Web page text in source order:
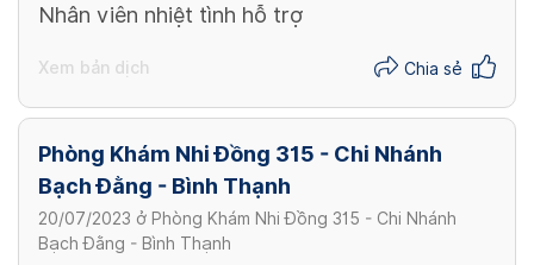
Nhân viên nhiệt tình hỗ trợ
Xem bản dịch Chia sẻ
Phòng Khám Nhi Đồng 315 - Chi Nhánh
Bạch Đằng - Bình Thạnh
20/07/2023 ở Phòng Khám Nhi Đồng 315 - Chi Nhánh
Bạch Đằng - Bình Thạnh